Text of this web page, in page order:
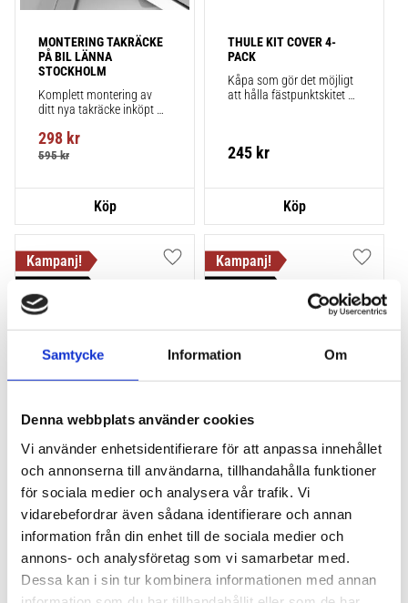
Samtycke Information Om
Denna webbplats använder cookies
Vi använder enhetsidentifierare för att anpassa innehållet
och annonserna till användarna, tillhandahålla funktioner
för sociala medier och analysera vår trafik. Vi
vidarebefordrar även sådana identifierare och annan
information från din enhet till de sociala medier och
annons- och analysföretag som vi samarbetar med.
Dessa kan i sin tur kombinera informationen med annan
MONTERING TAKRÄCKE
PÅ BIL LÄNNA
STOCKHOLM
Komplett montering av
ditt nya takräcke inköpt
montering på din bil.
298 kr
595kr
THULE KIT COVER 4-
PACK
Kåpa som gör det möjligt
att hålla fästpunktskitet
245 kr
THULE PRORIDE
Storsäljande cykelhållare
för takräcke
2 195kr
POPULÄRAST!
Lägg till i favoriter
THULE PRORIDE BLACK
Storsäljande
takcykelhållare
2 395kr
Lägg